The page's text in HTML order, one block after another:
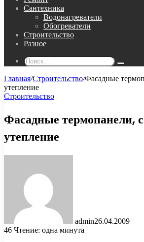
Сантехника
Водонагреватели
Обогреватели
Строительство
Разное
Поиск...
Главная/Строительство/Фасадные
утепление
Строительство
Фасадные термопанели,
утепление
admin26.04.2009
46 Чтение: одна минута